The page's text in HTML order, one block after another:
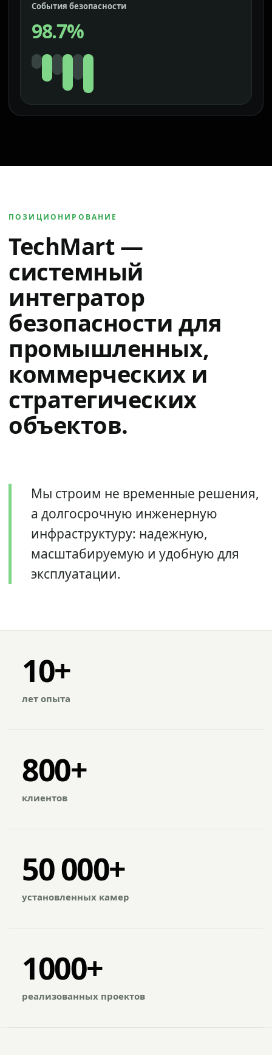
События безопасности
98.7%
ПОЗИЦИОНИРОВАНИЕ
TechMart —
системный
интегратор
безопасности для
промышленных,
коммерческих и
стратегических
объектов.
Мы строим не временные решения,
а долгосрочную инженерную
инфраструктуру: надежную,
масштабируемую и удобную для
эксплуатации.
10+
лет опыта
800+
клиентов
50 000+
установленных камер
1000+
реализованных проектов